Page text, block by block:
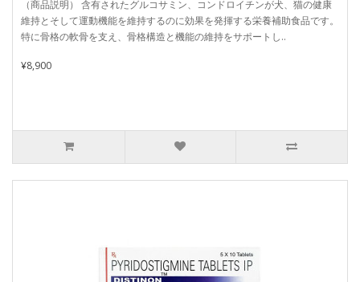
（商品説明） 含有されたグルコサミン、コンドロイチンが犬、猫の健康
維持とそして運動機能を維持するのに効果を発揮する栄養補助食品です。
特に骨格の軟骨を支え、骨格構造と機能の維持をサポートし..
¥8,900